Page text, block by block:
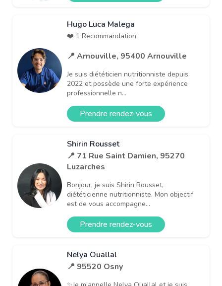
Hugo Luca Malega
❤️ 1 Recommandation
📍 Arnouville, 95400 Arnouville
Je suis diététicien nutritionniste depuis
2022 et possède une forte expérience
professionnelle n...
Prendre rendez-vous
Shirin Rousset
📍 71 Rue Saint Damien, 95270
Luzarches
Bonjour, je suis Shirin Rousset,
diététicienne nutritionniste. Mon objectif
est de vous accompagne...
Prendre rendez-vous
Nelya Ouallal
📍 95520 Osny